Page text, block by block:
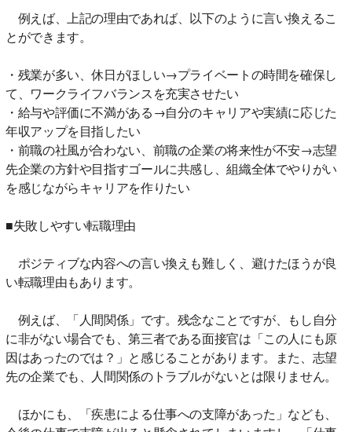
例えば、上記の理由であれば、以下のように言い換えるこ
とができます。
・残業が多い、休日がほしい→プライベートの時間を確保し
て、ワークライフバランスを充実させたい
・給与や評価に不満がある→自分のキャリアや実績に応じた
年収アップを目指したい
・前職の社風が合わない、前職の企業の将来性が不安→志望
先企業の方針や目指すゴールに共感し、組織全体でやりがい
を感じながらキャリアを作りたい
■失敗しやすい転職理由
ポジティブな内容への言い換えも難しく、避けたほうが良
い転職理由もあります。
例えば、「人間関係」です。残念なことですが、もし自分
に非がない場合でも、第三者である面接官は「この人にも原
因はあったのでは？」と感じることがあります。また、志望
先の企業でも、人間関係のトラブルがないとは限りません。
ほかにも、「疾患による仕事への支障があった」なども、